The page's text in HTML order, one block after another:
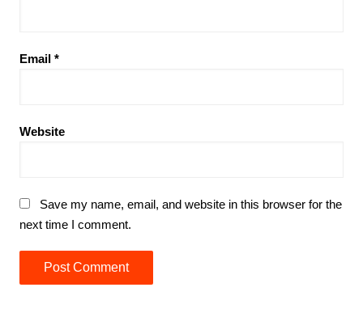
Email *
Website
Save my name, email, and website in this browser for the
next time I comment.